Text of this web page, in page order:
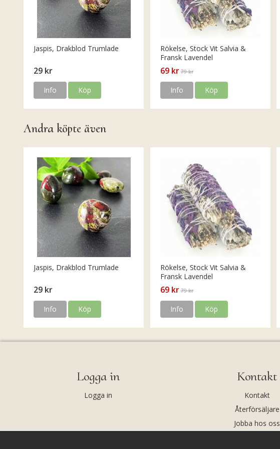
Jaspis, Drakblod Trumlade
29 kr
Info Köp
Rökelse, Stock Vit Salvia &
Fransk Lavendel
69 kr 79 kr
Info Köp
Andra köpte även
Jaspis, Drakblod Trumlade
29 kr
Info Köp
Rökelse, Stock Vit Salvia &
Fransk Lavendel
69 kr 79 kr
Info Köp
Logga in
Logga in
Kontakt
Kontakt
Återförsäljare
Jobba hos oss